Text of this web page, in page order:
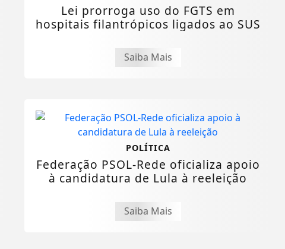
Lei prorroga uso do FGTS em
hospitais filantrópicos ligados ao SUS
Saiba Mais
POLÍTICA
Federação PSOL-Rede oficializa apoio
à candidatura de Lula à reeleição
Saiba Mais